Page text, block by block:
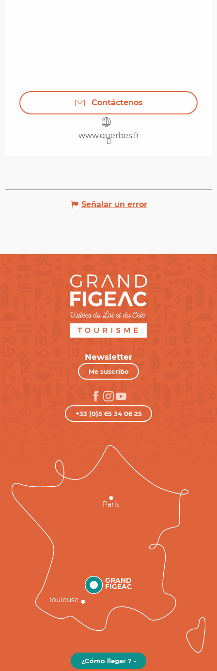
Contáctenos
www.querbes.fr
Señalar un error
Newsletter
Me suscribo
+33 (0)5 65 34 06 25
GRAND
FIGEAC
Toulouse
Paris
¿Cómo llegar ? -